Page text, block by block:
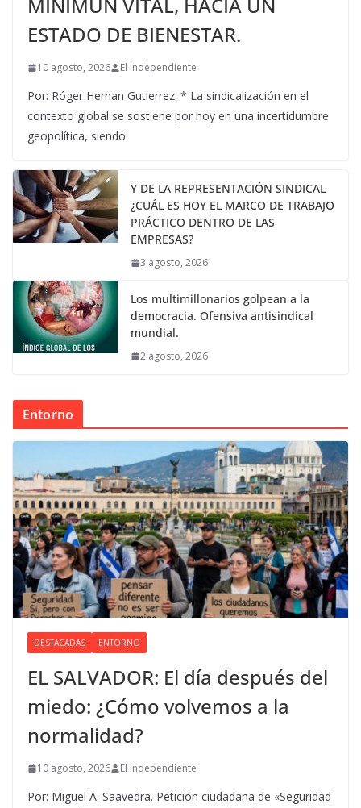
MÍNIMUN VITAL, HACIA UN
ESTADO DE BIENESTAR.
10 agosto, 2026 El Independiente
Por: Róger Hernan Gutierrez. * La sindicalización en el
contexto global se sostiene por hoy en una incertidumbre
geopolítica, siendo
Y DE LA REPRESENTACIÓN SINDICAL
¿CUÁL ES HOY EL MARCO DE TRABAJO
PRÁCTICO DENTRO DE LAS
EMPRESAS?
3 agosto, 2026
Los multimillonarios golpean a la
democracia. Ofensiva antisindical
mundial.
2 agosto, 2026
Entorno
DESTACADAS ENTORNO
EL SALVADOR: El día después del
miedo: ¿Cómo volvemos a la
normalidad?
10 agosto, 2026 El Independiente
Por: Miguel A. Saavedra. Petición ciudadana de «Seguridad